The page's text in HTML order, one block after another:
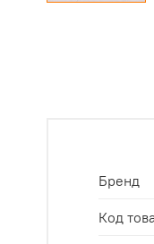
Бренд
Код